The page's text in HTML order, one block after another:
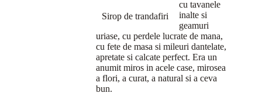
Sirop de trandafiri
cu tavanele
inalte si
geamuri
uriase, cu perdele lucrate de mana,
cu fete de masa si mileuri dantelate,
apretate si calcate perfect. Era un
anumit miros in acele case, mirosea
a flori, a curat, a natural si a ceva
bun.